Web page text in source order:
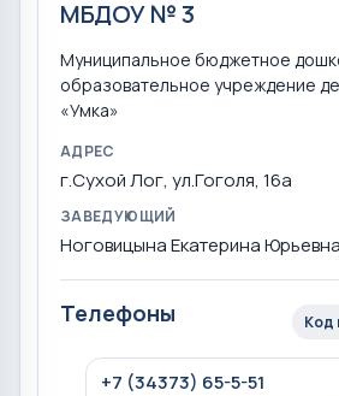
МБДОУ № 3
Муниципальное бюджетное
образовательное учреждение
«Умка»
АДРЕС
г.Сухой Лог, ул.Гоголя, 16а
ЗАВЕДУЮЩИЙ
Ноговицына Екатерина Юрьевна
Телефоны Код
+7 (34373) 65-5-51